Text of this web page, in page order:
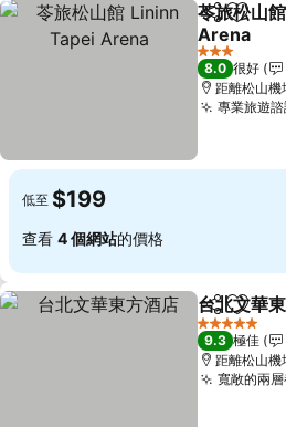
分享 放到
苓旅松山
Arena
查看價格
3 星級
8.0 很好
距離松山機
專業旅遊
低至 $199
查看 4 個網站的價格
分享 放到
台北文華
5 星級
9.3 極佳
距離松山機
寬敞的兩